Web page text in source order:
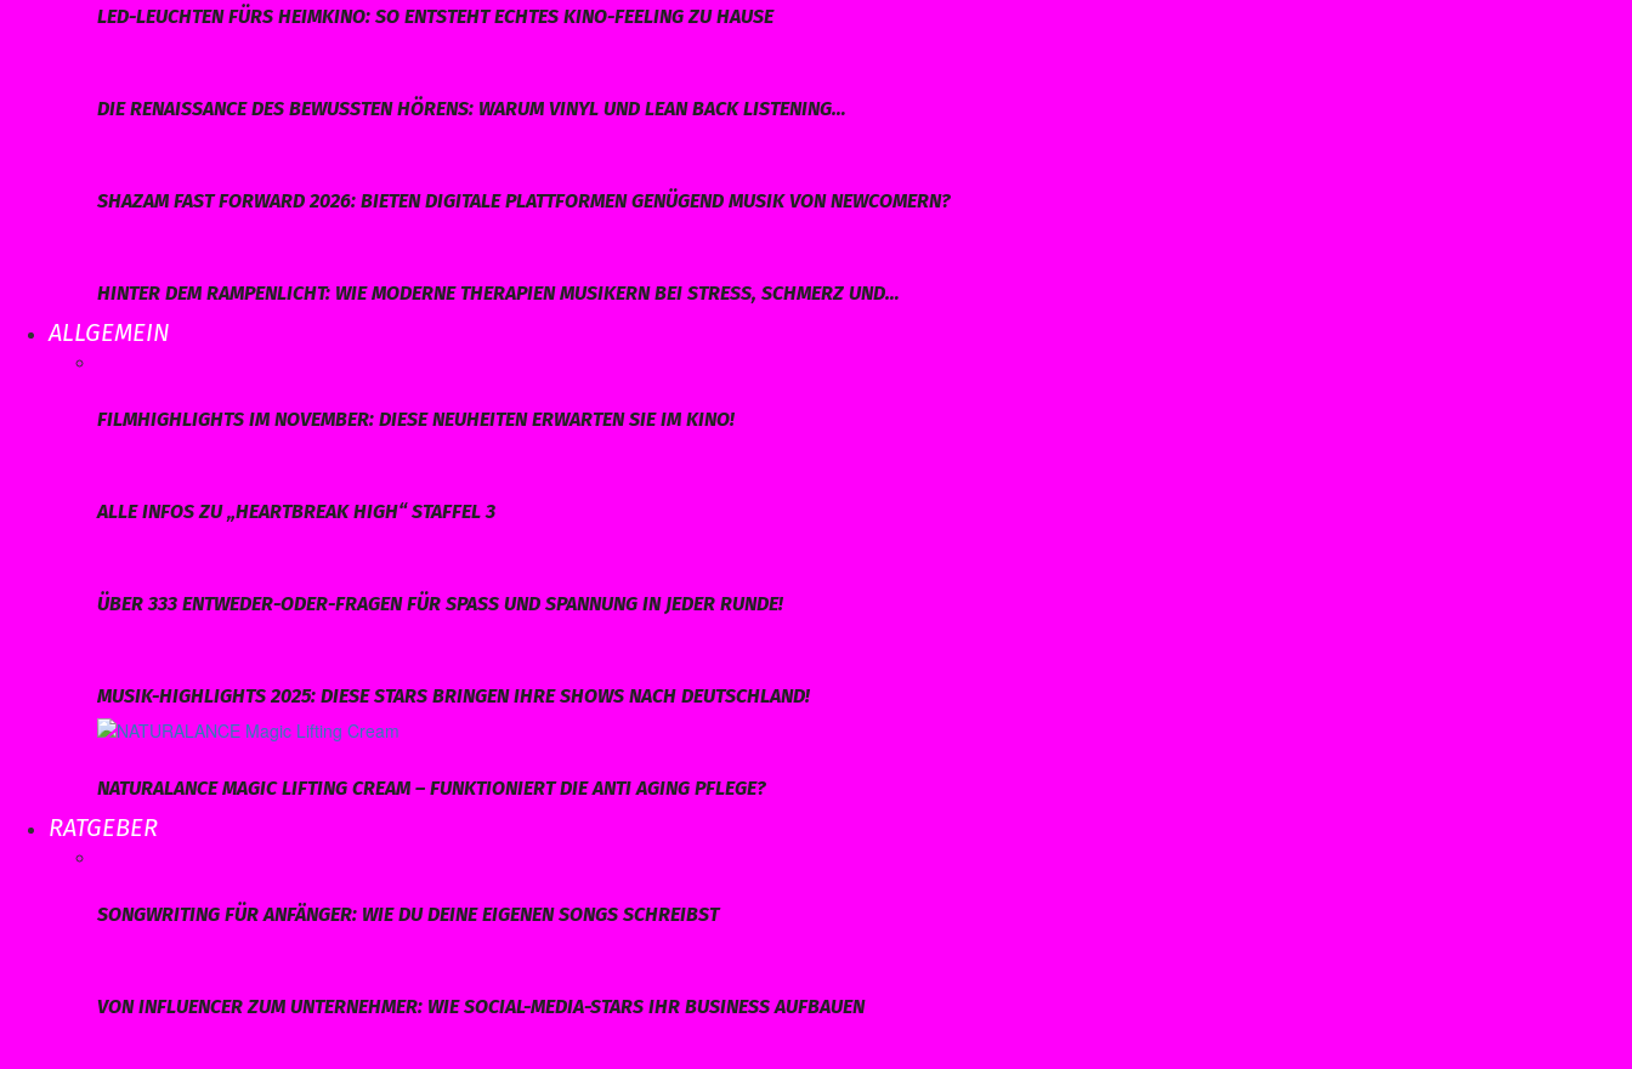
LED-LEUCHTEN FÜRS HEIMKINO: SO ENTSTEHT ECHTES KINO-FEELING ZU HAUSE
DIE RENAISSANCE DES BEWUSSTEN HÖRENS: WARUM VINYL UND LEAN BACK LISTENING…
SHAZAM FAST FORWARD 2026: BIETEN DIGITALE PLATTFORMEN GENÜGEND MUSIK VON NEWCOMERN?
HINTER DEM RAMPENLICHT: WIE MODERNE THERAPIEN MUSIKERN BEI STRESS, SCHMERZ UND…
ALLGEMEIN
FILMHIGHLIGHTS IM NOVEMBER: DIESE NEUHEITEN ERWARTEN SIE IM KINO!
ALLE INFOS ZU „HEARTBREAK HIGH“ STAFFEL 3
ÜBER 333 ENTWEDER-ODER-FRAGEN FÜR SPASS UND SPANNUNG IN JEDER RUNDE!
MUSIK-HIGHLIGHTS 2025: DIESE STARS BRINGEN IHRE SHOWS NACH DEUTSCHLAND!
NATURALANCE MAGIC LIFTING CREAM – FUNKTIONIERT DIE ANTI AGING PFLEGE?
RATGEBER
SONGWRITING FÜR ANFÄNGER: WIE DU DEINE EIGENEN SONGS SCHREIBST
VON INFLUENCER ZUM UNTERNEHMER: WIE SOCIAL-MEDIA-STARS IHR BUSINESS AUFBAUEN